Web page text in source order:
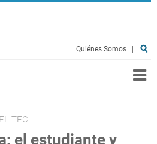
Quiénes Somos
TEC
el estudiante y